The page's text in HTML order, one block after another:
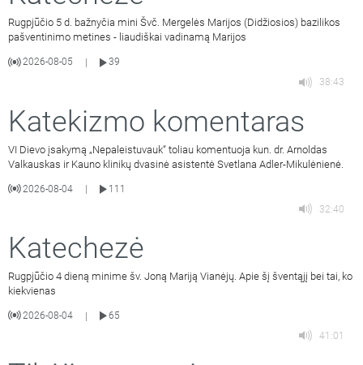
Rugpjūčio 5 d. bažnyčia mini Švč. Mergelės Marijos (Didžiosios) bazilikos
pašventinimo metines - liaudiškai vadinamą Marijos
2026-08-05
39
38:43
Katekizmo komentaras
VI Dievo įsakymą „Nepaleistuvauk“ toliau komentuoja kun. dr. Arnoldas
Valkauskas ir Kauno klinikų dvasinė asistentė Svetlana Adler-Mikulėnienė.
2026-08-04
111
32:40
Katechezė
Rugpjūčio 4 dieną minime šv. Joną Mariją Vianėjų. Apie šį šventąjį bei tai, ko
kiekvienas
2026-08-04 |
65
41:01